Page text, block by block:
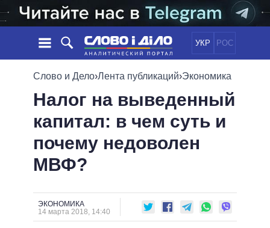
УКР РОС
НОВОСТИ
ЛЕНТА
СОБЫТИЯ
СТАТЬИ
ОБЗОРЫ
ДАЙДЖЕСТЫ
ПОЛИТИКА
ЭКОНОМИКА
ОБЩЕСТВО
ОБЕЩАНИЯ
ПОЛИТИКИ
ВСЕ ПОЛИТИКИ
ПРЕЗИДЕНТ И ОФИС
ВЕРХОВНАЯ РАДА
КАБИНЕТ МИНИСТРОВ
ИНФОГРАФИКА
ПОДДЕРЖАТЬ
Слово и Дело›Лента публикаций›Экономика
Налог на выведенный
капитал: в чем суть и
почему недоволен
МВФ?
ЭКОНОМИКА
14 марта 2018, 14:40